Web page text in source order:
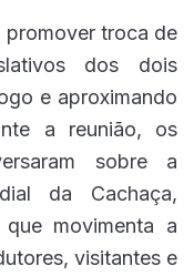
troca de
dos dois
e aproximando
a reunião, os
sobre a
da Cachaça,
movimenta a
visitantes e